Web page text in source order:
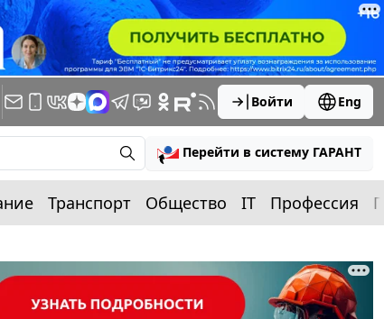
Войти Eng
Перейти в систему ГАРАНТ
Транспорт Общество IT Профессия